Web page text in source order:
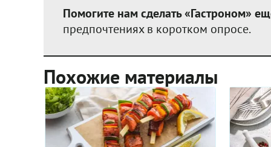
Помогите нам сделать «Гастроном»
предпочтениях в коротком опросе.
Похожие материалы